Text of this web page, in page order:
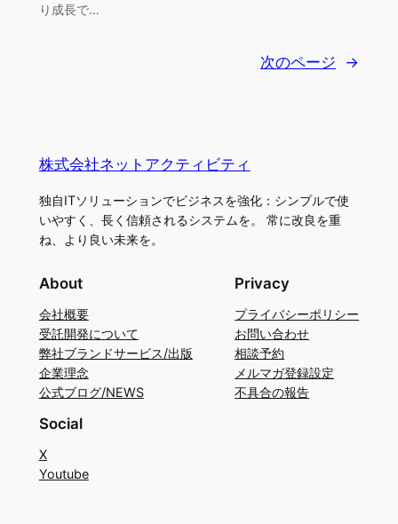
り成長で…
次のページ →
株式会社ネットアクティビティ
独自ITソリューションでビジネスを強化：シンプルで使
いやすく、長く信頼されるシステムを。 常に改良を重
ね、より良い未来を。
About
会社概要
受託開発について
弊社ブランドサービス/出版
企業理念
公式ブログ/NEWS
Privacy
プライバシーポリシー
お問い合わせ
相談予約
メルマガ登録設定
不具合の報告
Social
X
Youtube